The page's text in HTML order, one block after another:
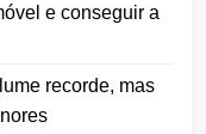
e conseguir a
recorde, mas